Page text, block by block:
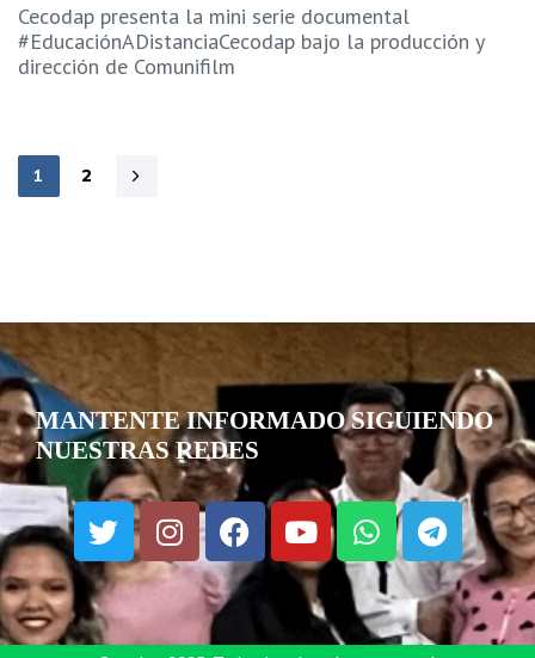
Cecodap presenta la mini serie documental
#EducaciónADistanciaCecodap bajo la producción y
dirección de Comunifilm
1 2
MANTENTE INFORMADO SIGUIENDO
NUESTRAS REDES